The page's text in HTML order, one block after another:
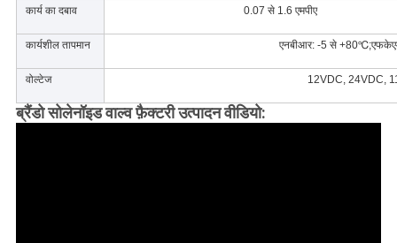
कार्य का दबाव 0.07 से 1.6 एमपीए
कार्यशील तापमान एनबीआर: -5 से
वोल्टेज 12VDC, 24VDC,
ब्रैंडो सोलेनॉइड वाल्व फ़ैक्टरी उत्पादन वीडियो: